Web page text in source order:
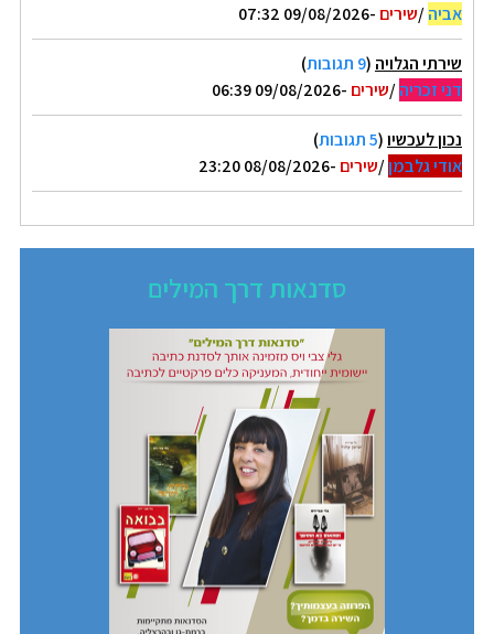
אביה/שירים -09/08/2026 07:32
שירתי הגלויה (9 תגובות
)
דני זכריה/שירים -09/08/2026 06:39
נכון לעכשיו(5 תגובות
)
אודי גלבמן/שירים -08/08/2026 23:20
סדנאות דרך המילים